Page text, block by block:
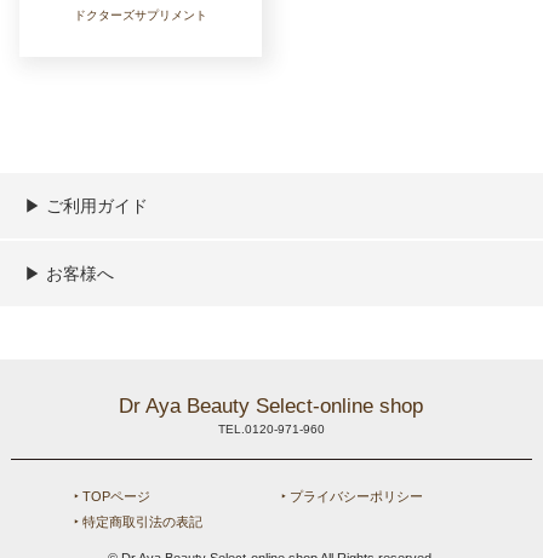
ドクターズサプリメント
▶︎ ご利用ガイド
ご利用ガイド
決済／配送／送料について
取り扱い商品一覧
顧客情報の取扱について
特定商取引法の表記
▶︎ お客様へ
Dr Aya Beauty Select-online shop
TEL.0120-971-960
‣ TOPページ
‣ プライバシーポリシー
‣ 特定商取引法の表記